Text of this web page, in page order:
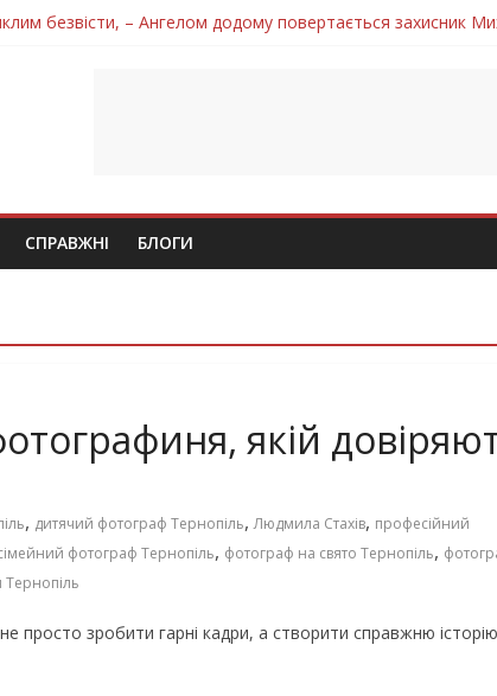
безвісти, – Ангелом додому повертається захисник
втратила захисника Володимира Вельму
Петро Федів повертається до рідного дому «на
втратила захисника Володимира Дичку
СПРАВЖНІ БЛОГИ
якій
, дитячий фотограф Тернопіль,Людмила Стахів, професійний
фотограф Тернопіль, фотограф на свято Тернопіль,
Тернопіль
просто зробити гарні кадри, а створити справжню